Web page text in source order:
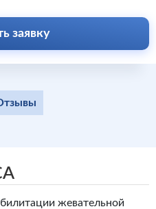
заявку
жевательной